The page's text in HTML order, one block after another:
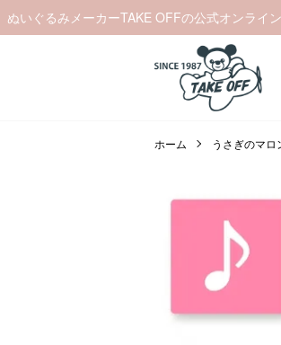
ぬいぐるみメーカーTAKE OFFの公式オンラ
ホーム うさぎのマロ